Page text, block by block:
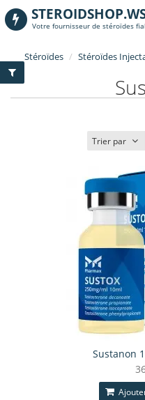
Votre fournisseur de stéroïdes
Stéroïdes Stéroïdes
Trier par
Sustanon